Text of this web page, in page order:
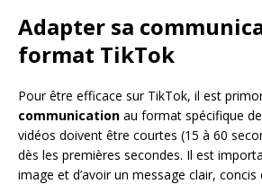
Adapter sa
format TikTok
Pour être efficace sur TikTok, il est
communication au format spécifique
vidéos doivent être courtes (15 à 60
dès les premières secondes. Il est
image et d’avoir un message clair,